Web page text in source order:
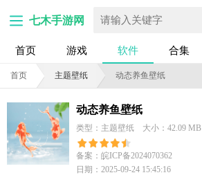
七木手游网
首页 游戏 软件 合集
首页 主题壁纸 动态养鱼壁纸
动态养鱼壁纸
类型：主题壁纸 大小：42.09 MB
备案：皖ICP备2024070362
号-10A
日期：2025-09-24 15:45:16